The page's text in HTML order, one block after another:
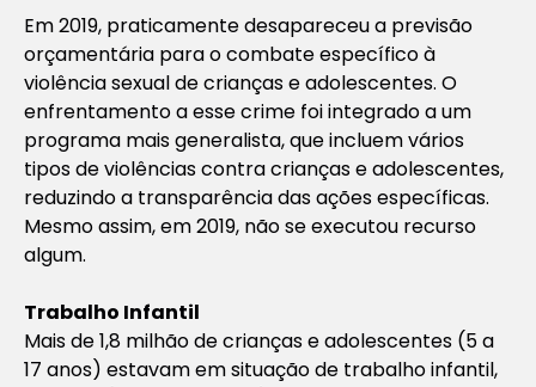
Em 2019, praticamente desapareceu a previsão
orçamentária para o combate específico à
violência sexual de crianças e adolescentes. O
enfrentamento a esse crime foi integrado a um
programa mais generalista, que incluem vários
tipos de violências contra crianças e adolescentes,
reduzindo a transparência das ações específicas.
Mesmo assim, em 2019, não se executou recurso
algum.
Trabalho Infantil
Mais de 1,8 milhão de crianças e adolescentes (5 a
17 anos) estavam em situação de trabalho infantil,